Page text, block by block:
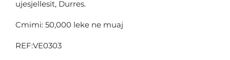
ujesjellesit, Durres.
Cmimi: 50,000 leke ne muaj
REF:VE0303